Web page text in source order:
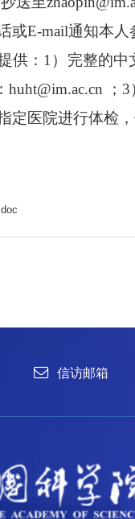
或E-mail通知本
供：1）完整的中
：huht@im.ac.cn ；
定医院进行体检
版权所有
京公网安备